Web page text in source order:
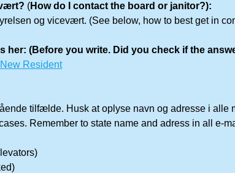
(How do I contact the board or janitor?):
og vicevært. (See below, how to best get in
her: (Before you write. Did you check if the
Resident
tilfælde. Husk at oplyse navn og adresse i alle
Remember to state name and adress in all e-